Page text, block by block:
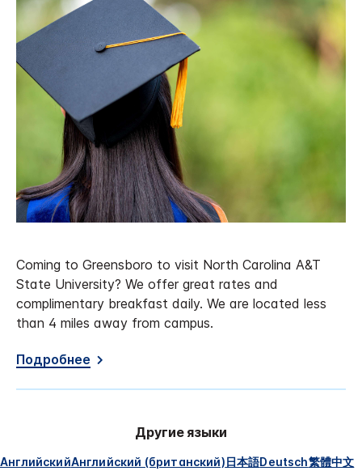
Coming to Greensboro to visit North Carolina A&T
State University? We offer great rates and
complimentary breakfast daily. We are located less
than 4 miles away from campus.
Подробнее
Другие языки
АнглийскийАнглийский (британский)日本語Deutsch繁體中文